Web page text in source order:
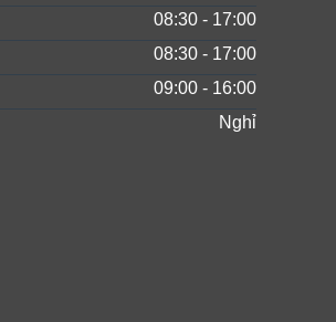
08:30 - 17:00
08:30 - 17:00
09:00 - 16:00
Nghỉ